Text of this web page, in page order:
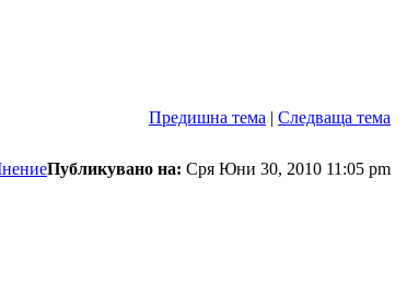
Предишна тема | Следваща тема
Публикувано на: Сря Юни 30, 2010 11:05 pm